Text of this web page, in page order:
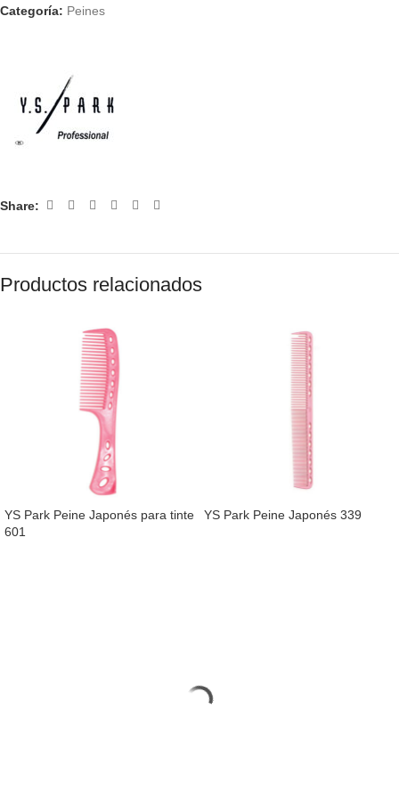
Categoría: Peines
Share:
Productos relacionados
YS Park Peine Japonés para tinte
601
YS Park Peine Japonés 339